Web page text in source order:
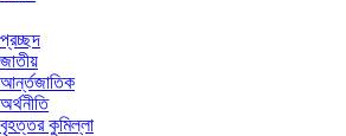
প্রচ্ছদ
জাতীয়
আর্ন্তজাতিক
অর্থনীতি
বৃহত্তর কুমিল্লা